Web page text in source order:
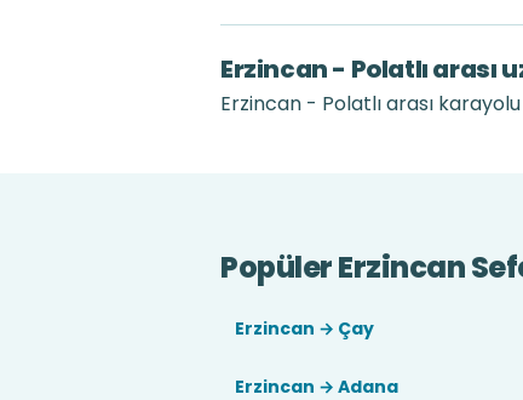
Erzincan - Polatlı arası
Erzincan - Polatlı arası
Popüler Erzincan
Erzincan → Çay
Erzincan → Adana